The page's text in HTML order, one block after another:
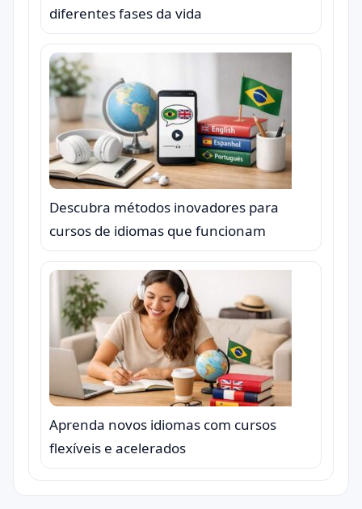
diferentes fases da vida
Descubra métodos inovadores para
cursos de idiomas que funcionam
Aprenda novos idiomas com cursos
flexíveis e acelerados